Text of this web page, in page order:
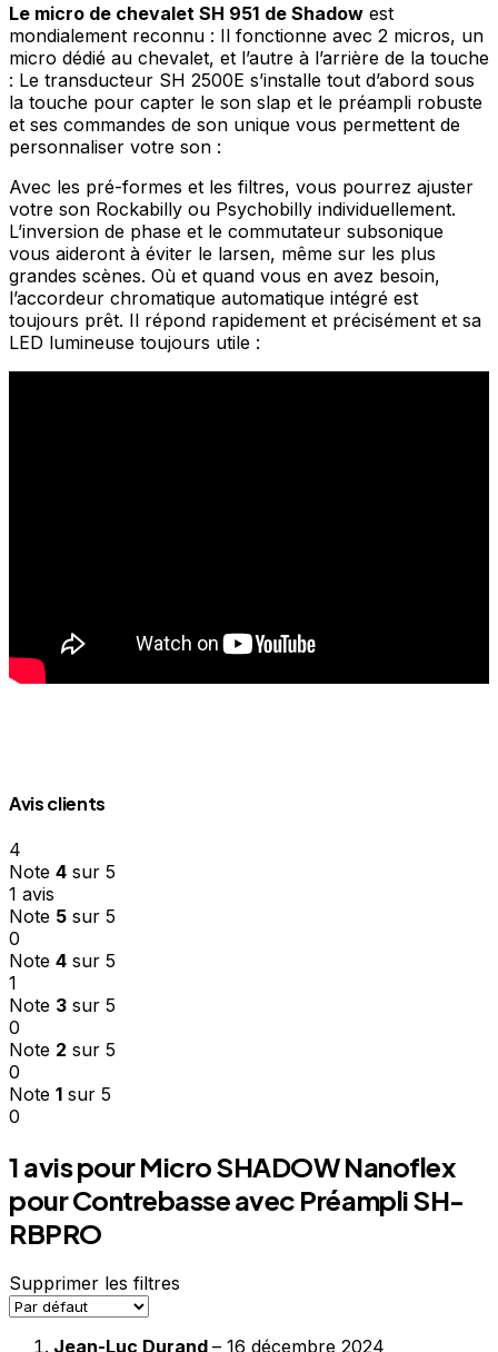
Le micro de chevalet SH 951 de Shadow est
mondialement reconnu : Il fonctionne avec 2 micros, un
micro dédié au chevalet, et l’autre à l’arrière de la touche
: Le transducteur SH 2500E s’installe tout d’abord sous
la touche pour capter le son slap et le préampli robuste
et ses commandes de son unique vous permettent de
personnaliser votre son :
Avec les pré-formes et les filtres, vous pourrez ajuster
votre son Rockabilly ou Psychobilly individuellement.
L’inversion de phase et le commutateur subsonique
vous aideront à éviter le larsen, même sur les plus
grandes scènes. Où et quand vous en avez besoin,
l’accordeur chromatique automatique intégré est
toujours prêt. Il répond rapidement et précisément et sa
LED lumineuse toujours utile :
Avis clients
4
Note 4 sur 5
1 avis
Note 5 sur 5
0
Note 4 sur 5
1
Note 3 sur 5
0
Note 2 sur 5
0
Note 1 sur 5
0
1 avis pourMicro SHADOW Nanoflex
pour Contrebasse avec Préampli SH-
RBPRO
Supprimer les filtres
Jean-Luc Durand – 16 décembre 2024